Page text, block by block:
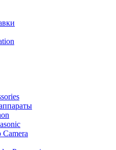
Camera